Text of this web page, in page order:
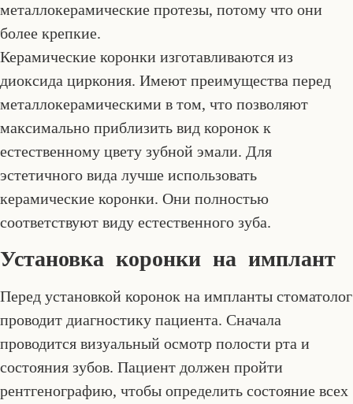
металлокерамические протезы, потому что они
более крепкие.
Керамические коронки изготавливаются из
диоксида циркония. Имеют преимущества перед
металлокерамическими в том, что позволяют
максимально приблизить вид коронок к
естественному цвету зубной эмали. Для
эстетичного вида лучше использовать
керамические коронки. Они полностью
соответствуют виду естественного зуба.
Установка коронки на имплант
Перед установкой коронок на импланты стоматолог
проводит диагностику пациента. Сначала
проводится визуальный осмотр полости рта и
состояния зубов. Пациент должен пройти
рентгенографию, чтобы определить состояние всех